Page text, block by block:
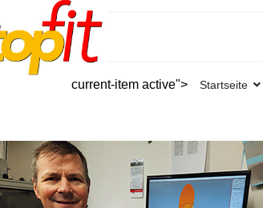
current-item active"> Startseite